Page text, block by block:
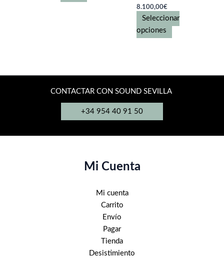
El
precio
original
era:
13.500,00€.
8.100,00€
precio
actual
8.100,00€.
Seleccionar
opciones
CONTACTAR CON SOUND SEVILLA
+34 954 40 91 50
Mi Cuenta
Mi cuenta
Carrito
Envío
Pagar
Tienda
Desistimiento